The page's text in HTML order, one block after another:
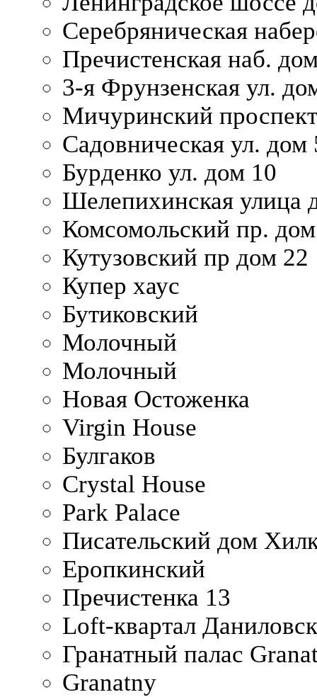
Серебряническая
Пречистенская наб.
3-я Фрунзенская ул.
Мичуринский
Садовническая ул. дом
Бурденко ул. дом 10
Шелепихинская улица
Комсомольский пр.
Кутузовский пр дом 22
Купер хаус
Бутиковский
Молочный
Молочный
Новая Остоженка
Virgin House
Булгаков
Crystal House
Park Palace
Писательский дом
Еропкинский
Пречистенка 13
Loft-квартал
Гранатный палас
Granatny